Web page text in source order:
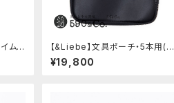
ムビ
【&Liebe】文具ポーチ・5本用(ス
ムースブラック)
¥19,800